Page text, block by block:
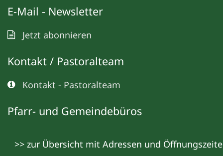
E-Mail - Newsletter
Jetzt abonnieren
Kontakt / Pastoralteam
Kontakt - Pastoralteam
Pfarr- und Gemeindebüros
>> zur Übersicht mit Adressen und